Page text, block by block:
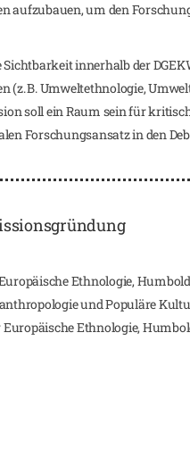
aufzubauen, um den
innerhalb der
B. Umweltethnologie,
soll ein Raum sein für
Forschungsansatz in den
Ethnologie,
und Populäre
Ethnologie,